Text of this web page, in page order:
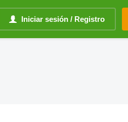
Iniciar sesión / Registro